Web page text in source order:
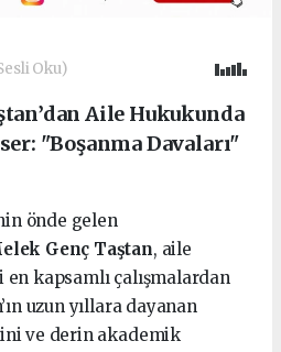
Oku)
Aile Hukukunda
"Boşanma Davaları"
önde gelen
Genç Taştan, aile
kapsamlı çalışmalardan
uzun yıllara dayanan
ve derin akademik